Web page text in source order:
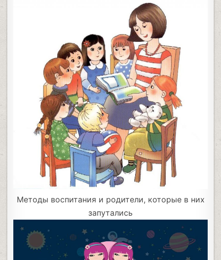
Методы воспитания и родители, которые в них
запутались